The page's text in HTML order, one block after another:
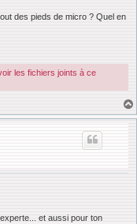
des pieds de micro ? Quel en
les fichiers joints à ce
et aussi pour ton